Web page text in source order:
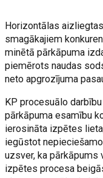
Horizontālas
smagākajiem
minētā pārkāpuma
piemērots naudas
neto apgrozījuma
KP procesuālo
pārkāpuma esamību
ierosināta izpētes
iegūstot
uzsver, ka
izpētes procesa